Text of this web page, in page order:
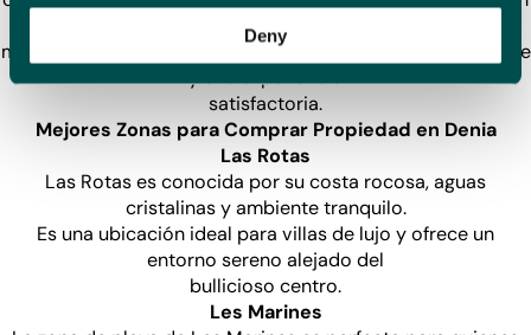
Deny
buen agente puede
marcar la diferencia entre un proceso de compra estresante
y una experiencia
satisfactoria.
Mejores Zonas para Comprar Propiedad en Denia
Las Rotas
Las Rotas es conocida por su costa rocosa, aguas
cristalinas y ambiente tranquilo.
Es una ubicación ideal para villas de lujo y ofrece un
entorno sereno alejado del
bullicioso centro.
Les Marines